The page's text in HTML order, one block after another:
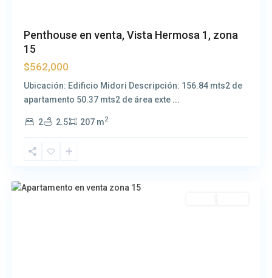
Penthouse en venta, Vista Hermosa 1, zona
15
$562,000
Ubicación: Edificio Midori Descripción: 156.84 mts2 de
apartamento 50.37 mts2 de área exte ...
2 2.5 207 m2
Zona